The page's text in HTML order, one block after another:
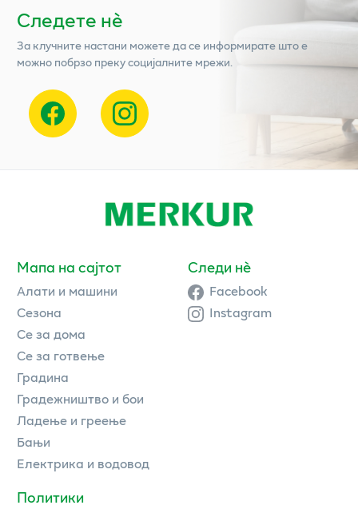
Следете нѐ
За клучните настани можете да се информирате што е
можно побрзо преку социјалните мрежи.
Мапа на сајтот
Алати и машини
Сезона
Се за дома
Се за готвење
Градина
Градежништво и бои
Ладење и греење
Бањи
Електрика и водовод
Политики
Следи нè
Facebook
Instagram